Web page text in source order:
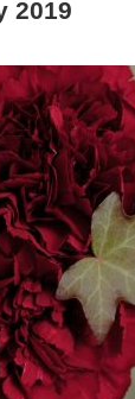
2019